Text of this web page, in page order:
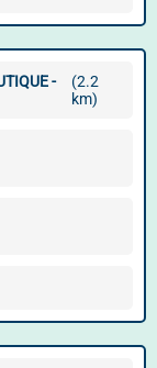
-
(2.2
km)